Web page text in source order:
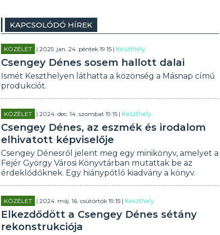
KAPCSOLÓDÓ HÍREK
KÖZÉLET | 2025. jan. 24. péntek 19:15 |Keszthely
Csengey Dénes sosem hallott dalai
Ismét Keszthelyen láthatta a közönség a Másnap című
produkciót.
KÖZÉLET | 2024. dec. 14. szombat 19:15 |Keszthely
Csengey Dénes, az eszmék és irodalom
elhivatott képviselője
Csengey Dénesről jelent meg egy minikönyv, amelyet a
Fejér György Városi Könyvtárban mutattak be az
érdeklődőknek. Egy hiánypótló kiadvány a könyv.
KÖZÉLET | 2024. máj. 16. csütörtök 19:15 |Keszthely
Elkezdődött a Csengey Dénes sétány
rekonstrukciója